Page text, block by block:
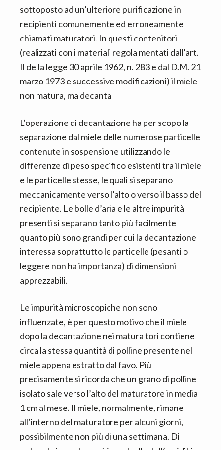
sottoposto ad un’ulteriore purificazione in
recipienti comunemente ed erroneamente
chiamati maturatori. In questi contenitori
(realizzati con i materiali regola mentati dall’art.
Il della legge 30 aprile 1962, n. 283 e dal D.M. 21
marzo 1973 e successive modificazioni) il miele
non matura, ma decanta
L’operazione di decantazione ha per scopo la
separazione dal miele delle numerose particelle
contenute in sospensione utilizzando le
differenze di peso specifico esistenti tra il miele
e le particelle stesse, le quali si separano
meccanicamente verso l’alto o verso il basso del
recipiente. Le bolle d’aria e le altre impurità
presenti si separano tanto più facilmente
quanto più sono grandi per cui la decantazione
interessa soprattutto le particelle (pesanti o
leggere non ha importanza) di dimensioni
apprezzabili.
Le impurità microscopiche non sono
influenzate, è per questo motivo che il miele
dopo la decantazione nei matura tori contiene
circa la stessa quantità di polline presente nel
miele appena estratto dal favo. Più
precisamente si ricorda che un grano di polline
isolato sale verso l’alto del maturatore in media
1 cm al mese. Il miele, normalmente, rimane
all’interno del maturatore per alcuni giorni,
possibilmente non più di una settimana. Di